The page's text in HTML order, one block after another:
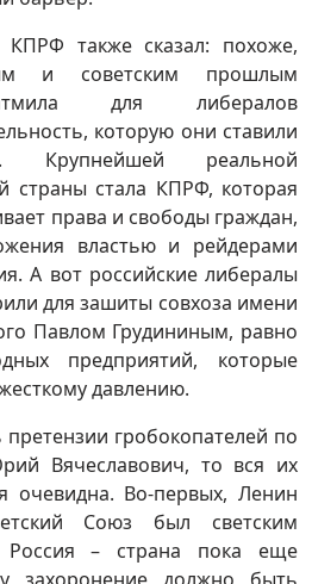
также сказал: похоже,
и советским прошлым
для либералов
которую они ставили
Крупнейшей реальной
страны стала КПРФ, которая
права и свободы граждан,
властью и рейдерами
А вот российские либералы
для зашиты совхоза имени
Павлом Грудининым, равно
предприятий, которые
давлению.
гробокопателей по
Вячеславович, то вся их
очевидна. Во-первых, Ленин
Союз был светским
Россия – страна пока еще